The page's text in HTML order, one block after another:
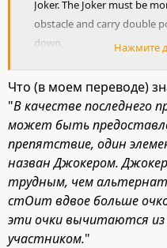
Joker. The Joker must be
obstacle and carry double
down,
obtained so
far by the competitor.
Нажмите
Что (в моем переводе)
"В качестве последнего
может быть
препятствие, один
назван Джокером.
трудным, чем
стОит вдвое больше
эти очки вычитаются
участником."